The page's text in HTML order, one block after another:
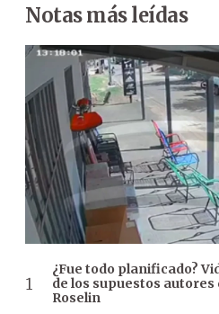
Notas más leídas
¿Fue todo planificado?
de los supuestos
Roselin